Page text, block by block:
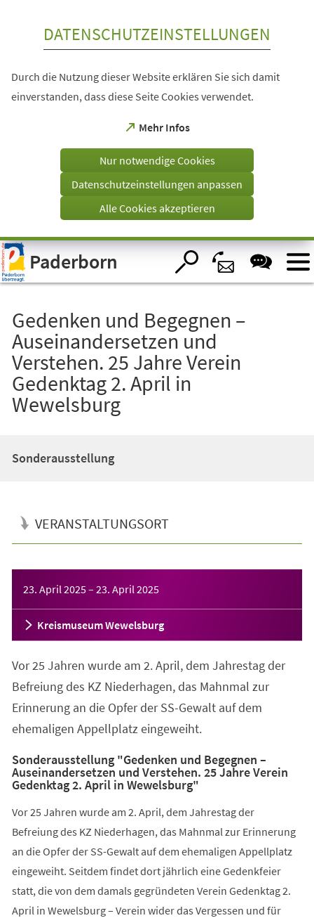
Visuelle
Assistenzsoftware
öffnen.
DATENSCHUTZEINSTELLUNGEN
Durch die Nutzung dieser Website erklären Sie sich damit
einverstanden, dass diese Seite Cookies verwendet.
Mehr Infos
(Öffnet
einem
Tab)
Nur notwendige Cookies
Datenschutzeinstellungen anpassen
Alle Cookies akzeptieren
Paderborn
Gedenken und Begegnen –
Auseinandersetzen und
Verstehen. 25 Jahre Verein
Gedenktag 2. April in
Wewelsburg
Sonderausstellung
VERANSTALTUNGSORT
23. April 2025– 23. April 2025
Kreismuseum Wewelsburg
Vor 25 Jahren wurde am 2. April, dem Jahrestag der
Befreiung des KZ Niederhagen, das Mahnmal zur
Erinnerung an die Opfer der SS-Gewalt auf dem
ehemaligen Appellplatz eingeweiht.
Sonderausstellung "Gedenken und Begegnen –
Auseinandersetzen und Verstehen. 25 Jahre Verein
Gedenktag 2. April in Wewelsburg"
Vor 25 Jahren wurde am 2. April, dem Jahrestag der
Befreiung des KZ Niederhagen, das Mahnmal zur Erinnerung
an die Opfer der SS-Gewalt auf dem ehemaligen Appellplatz
eingeweiht. Seitdem findet dort jährlich eine Gedenkfeier
statt, die von dem damals gegründeten Verein Gedenktag 2.
April in Wewelsburg – Verein wider das Vergessen und für